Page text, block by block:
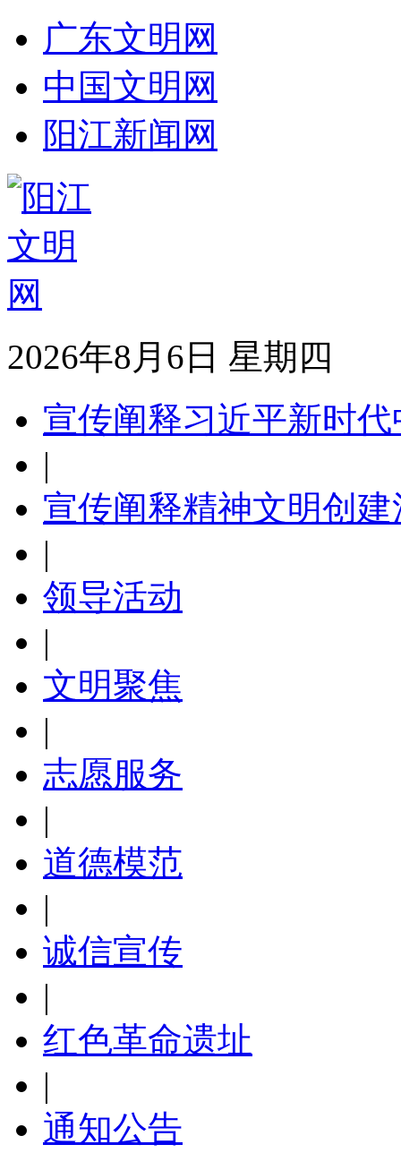
广东文明网
中国文明网
阳江新闻网
2026年8月6日 星期四
宣传阐释习近平新时
|
宣传阐释精神文明创建
|
领导活动
|
文明聚焦
|
志愿服务
|
道德模范
|
诚信宣传
|
红色革命遗址
|
通知公告